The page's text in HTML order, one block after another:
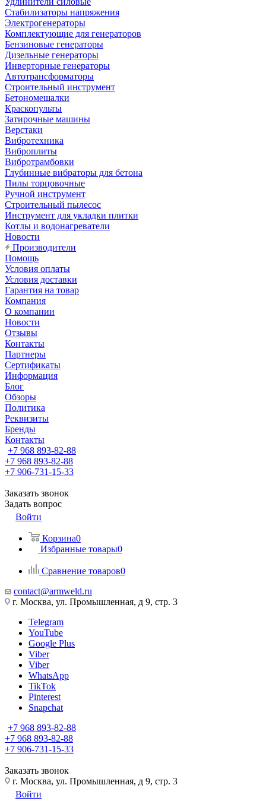
Стабилизаторы напряжения
Электрогенераторы
Комплектующие для генераторов
Бензиновые генераторы
Дизельные генераторы
Инверторные генераторы
Автотрансформаторы
Строительный инструмент
Бетономешалки
Краскопульты
Затирочные машины
Верстаки
Вибротехника
Виброплиты
Вибротрамбовки
Глубинные вибраторы для бетона
Пилы торцовочные
Ручной инструмент
Строительный пылесос
Инструмент для укладки плитки
Котлы и водонагреватели
Новости
Производители
Помощь
Условия оплаты
Условия доставки
Гарантия на товар
Компания
О компании
Новости
Отзывы
Контакты
Партнеры
Сертификаты
Информация
Блог
Обзоры
Политика
Реквизиты
Бренды
Контакты
+7 968 893-82-88
+7 968 893-82-88
+7 906-731-15-33
Заказать звонок
Задать вопрос
Войти
Корзина0
Избранные товары0
Сравнение товаров0
contact@armweld.ru
г. Москва, ул. Промышленная, д 9, стр. 3
Telegram
YouTube
Google Plus
Viber
Viber
WhatsApp
TikTok
Pinterest
Snapchat
+7 968 893-82-88
+7 968 893-82-88
+7 906-731-15-33
Заказать звонок
г. Москва, ул. Промышленная, д 9, стр. 3
Войти